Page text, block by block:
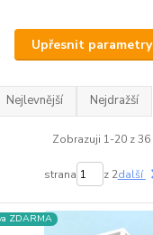
Upřesnit parametry
Nejlevnější Nejdražší
Zobrazuji 1-20 z 36
strana z 2další
ZDARMA